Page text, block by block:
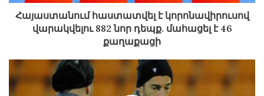
սահմանված նորմերին չեն համապատասխանել
«Կեսար» աղցանն ու հավի թռչնամսով
պատրաստված մյուս ուտեստները: Խախտումներ
մարինացված սնկի, երշիկի, կտրատած երշիկի,
եփած սնկի, քերած պանրի, հավով միջուկի մեջ:
Հայաստանում հաստատվել է կորոնավիրուսով
վարակվելու 882 նոր դեպք. մահացել է 46
քաղաքացի